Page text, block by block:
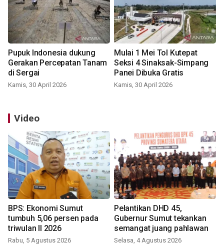
Pupuk Indonesia dukung
Gerakan Percepatan Tanam
di Sergai
Kamis, 30 April 2026
Mulai 1 Mei Tol Kutepat
Seksi 4 Sinaksak-Simpang
Panei Dibuka Gratis
Kamis, 30 April 2026
Video
BPS: Ekonomi Sumut
tumbuh 5,06 persen pada
triwulan II 2026
Rabu, 5 Agustus 2026
Pelantikan DHD 45,
Gubernur Sumut tekankan
semangat juang pahlawan
Selasa, 4 Agustus 2026